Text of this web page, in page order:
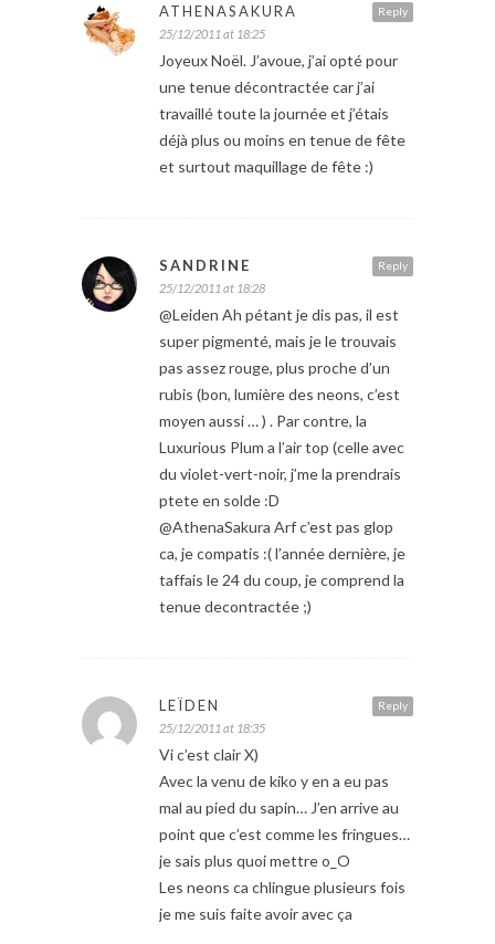
Reply
ATHENASAKURA
25/12/2011 at 18:25
Joyeux Noël. J’avoue, j’ai opté pour
une tenue décontractée car j’ai
travaillé toute la journée et j’étais
déjà plus ou moins en tenue de fête
et surtout maquillage de fête :)
Reply
SANDRINE
25/12/2011 at 18:28
@Leiden Ah pétant je dis pas, il est
super pigmenté, mais je le trouvais
pas assez rouge, plus proche d’un
rubis (bon, lumière des neons, c’est
moyen aussi … ) . Par contre, la
Luxurious Plum a l’air top (celle avec
du violet-vert-noir, j’me la prendrais
ptete en solde :D
@AthenaSakura Arf c’est pas glop
ca, je compatis :( l’année dernière, je
taffais le 24 du coup, je comprend la
tenue decontractée ;)
Reply
LEÏDEN
25/12/2011 at 18:35
Vi c’est clair X)
Avec la venu de kiko y en a eu pas
mal au pied du sapin… J’en arrive au
point que c’est comme les fringues…
je sais plus quoi mettre o_O
Les neons ca chlingue plusieurs fois
je me suis faite avoir avec ça